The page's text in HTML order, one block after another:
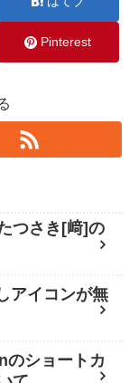
Pinterest
つさき[﨑]の
アイコンが無
のショートカ